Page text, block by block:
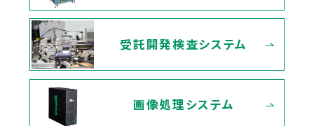
受託開発検査システム
画像処理システム